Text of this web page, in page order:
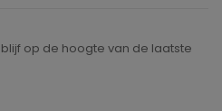
op de hoogte van de laatste